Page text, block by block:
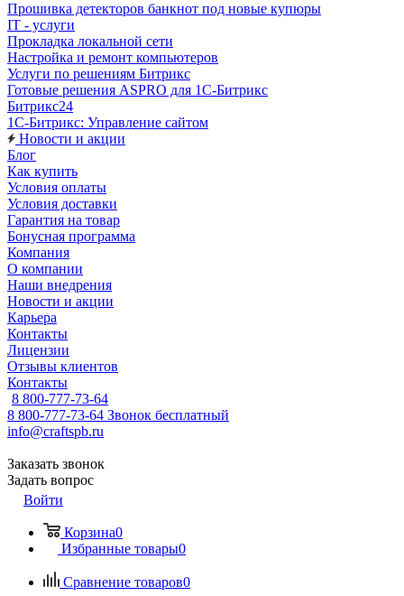
Прошивка детекторов банкнот под новые купюры
IT - услуги
Прокладка локальной сети
Настройка и ремонт компьютеров
Услуги по решениям Битрикс
Готовые решения ASPRO для 1С-Битрикс
Битрикс24
1С-Битрикс: Управление сайтом
Новости и акции
Блог
Как купить
Условия оплаты
Условия доставки
Гарантия на товар
Бонусная программа
Компания
О компании
Наши внедрения
Новости и акции
Карьера
Контакты
Лицензии
Отзывы клиентов
Контакты
8 800-777-73-64
8 800-777-73-64 Звонок бесплатный
info@craftspb.ru
Заказать звонок
Задать вопрос
Войти
Корзина0
Избранные товары0
Сравнение товаров0